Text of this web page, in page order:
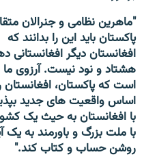
"ماهرین نظامی و جنرالان
پاکستان باید این را بدانند که
افغانستان دیگر افغانستانی
هشتاد و نود نیست. آرزوی ما
است که پاکستان، افغانستان
اساس واقعیت های جدید
با افغانستان به حیث یک
با ملت بزرگ و باورمند به یک
روشن حساب و کتاب کند."